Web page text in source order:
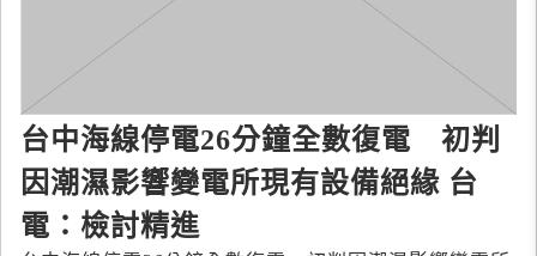
台中海線停電26分鐘全數復電 初判
因潮濕影響變電所現有設備絕緣 台
電：檢討精進